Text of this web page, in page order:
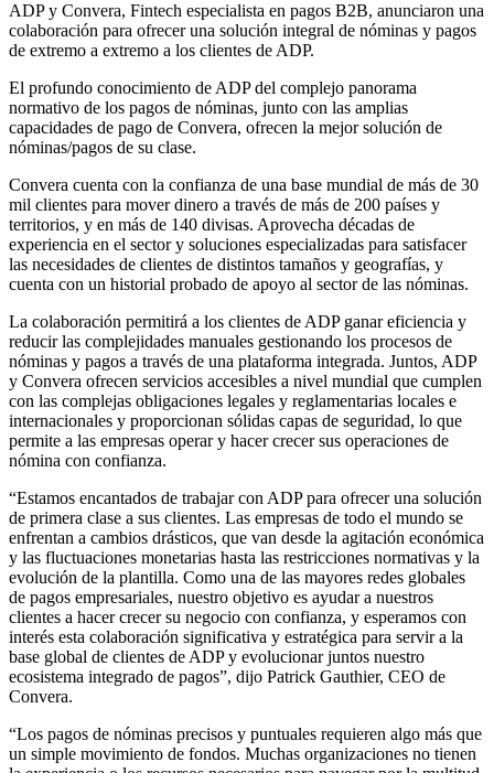
ADP y Convera, Fintech especialista en pagos B2B, anunciaron una
colaboración para ofrecer una solución integral de nóminas y pagos
de extremo a extremo a los clientes de ADP.
El profundo conocimiento de ADP del complejo panorama
normativo de los pagos de nóminas, junto con las amplias
capacidades de pago de Convera, ofrecen la mejor solución de
nóminas/pagos de su clase.
Convera cuenta con la confianza de una base mundial de más de 30
mil clientes para mover dinero a través de más de 200 países y
territorios, y en más de 140 divisas. Aprovecha décadas de
experiencia en el sector y soluciones especializadas para satisfacer
las necesidades de clientes de distintos tamaños y geografías, y
cuenta con un historial probado de apoyo al sector de las nóminas.
La colaboración permitirá a los clientes de ADP ganar eficiencia y
reducir las complejidades manuales gestionando los procesos de
nóminas y pagos a través de una plataforma integrada. Juntos, ADP
y Convera ofrecen servicios accesibles a nivel mundial que cumplen
con las complejas obligaciones legales y reglamentarias locales e
internacionales y proporcionan sólidas capas de seguridad, lo que
permite a las empresas operar y hacer crecer sus operaciones de
nómina con confianza.
“Estamos encantados de trabajar con ADP para ofrecer una solución
de primera clase a sus clientes. Las empresas de todo el mundo se
enfrentan a cambios drásticos, que van desde la agitación económica
y las fluctuaciones monetarias hasta las restricciones normativas y la
evolución de la plantilla. Como una de las mayores redes globales
de pagos empresariales, nuestro objetivo es ayudar a nuestros
clientes a hacer crecer su negocio con confianza, y esperamos con
interés esta colaboración significativa y estratégica para servir a la
base global de clientes de ADP y evolucionar juntos nuestro
ecosistema integrado de pagos”, dijo Patrick Gauthier, CEO de
Convera.
“Los pagos de nóminas precisos y puntuales requieren algo más que
un simple movimiento de fondos. Muchas organizaciones no tienen